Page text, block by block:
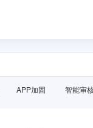
APP加固 智能审